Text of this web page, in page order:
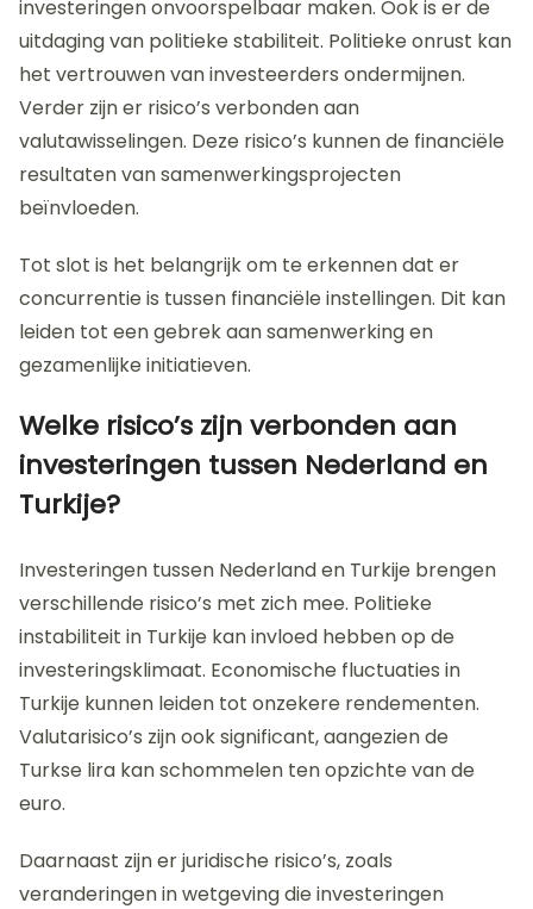
investeringen onvoorspelbaar maken. Ook is er de
uitdaging van politieke stabiliteit. Politieke onrust kan
het vertrouwen van investeerders ondermijnen.
Verder zijn er risico’s verbonden aan
valutawisselingen. Deze risico’s kunnen de financiële
resultaten van samenwerkingsprojecten
beïnvloeden.
Tot slot is het belangrijk om te erkennen dat er
concurrentie is tussen financiële instellingen. Dit kan
leiden tot een gebrek aan samenwerking en
gezamenlijke initiatieven.
Welke risico’s zijn verbonden aan
investeringen tussen Nederland en
Turkije?
Investeringen tussen Nederland en Turkije brengen
verschillende risico’s met zich mee. Politieke
instabiliteit in Turkije kan invloed hebben op de
investeringsklimaat. Economische fluctuaties in
Turkije kunnen leiden tot onzekere rendementen.
Valutarisico’s zijn ook significant, aangezien de
Turkse lira kan schommelen ten opzichte van de
euro.
Daarnaast zijn er juridische risico’s, zoals
veranderingen in wetgeving die investeringen